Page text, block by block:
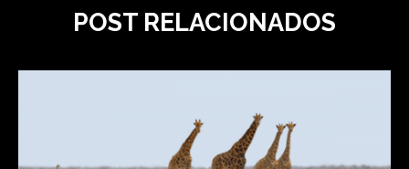
POST RELACIONADOS